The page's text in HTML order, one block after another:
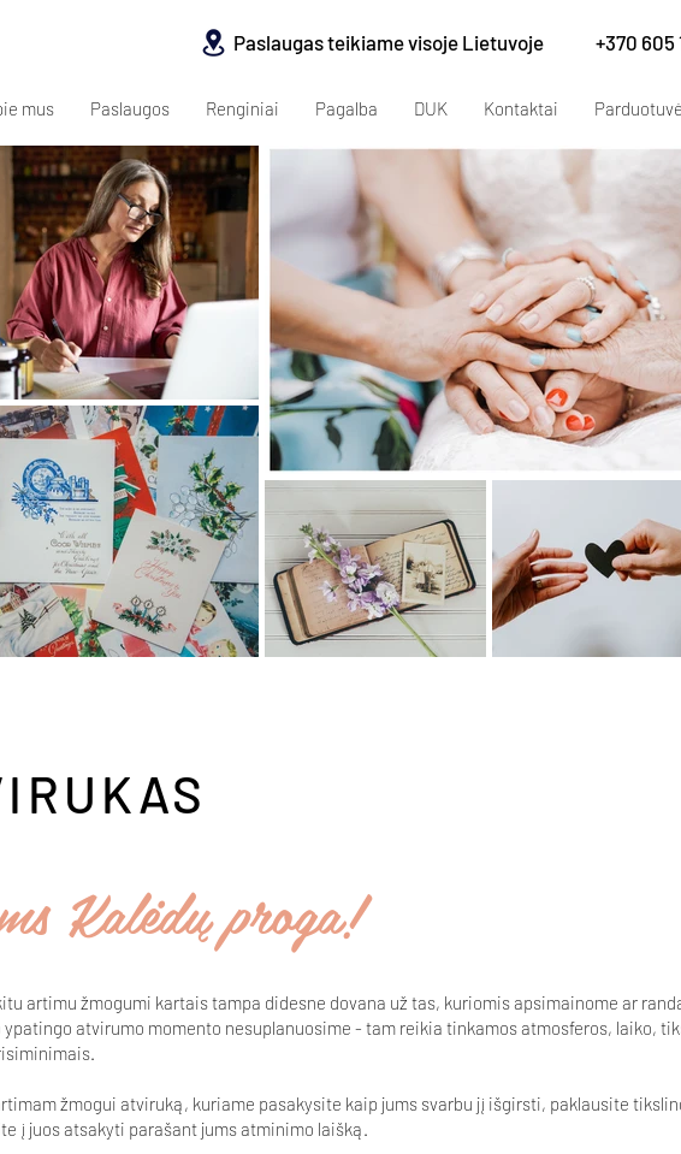
Paslaugas teikiame visoje Lietuvoje +370 605
mus Paslaugos Renginiai Pagalba DUK Kontaktai Parduotuvė
Kalėdų proga!
artimu žmogumi kartais tampa didesne dovana už tas, kuriomis apsimainome ar
atvirumo momento nesuplanuosime - tam reikia tinkamos atmosferos, laiko,
žmogui atviruką, kuriame pasakysite kaip jums svarbu jį išgirsti, paklausite
į juos atsakyti parašant jums atminimo laišką.